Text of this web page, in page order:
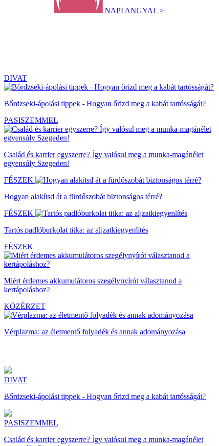
NAPI ANGYAL >
DIVAT
Bőrdzseki-ápolási tippek - Hogyan őrizd meg a kabát tartósságát?
PASISZEMMEL
Család és karrier egyszerre? Így valósul meg a munka-magánélet
egyensúly Szegeden!
FÉSZEK
Hogyan alakítsd át a fürdőszobát biztonságos térré?
FÉSZEK
Tartós padlóburkolat titka: az aljzatkiegyenlítés
FÉSZEK
Miért érdemes akkumulátoros szegélynyírót választanod a
kertápoláshoz?
KÖZÉRZET
Vérplazma: az életmentő folyadék és annak adományozása
DIVAT
Bőrdzseki-ápolási tippek - Hogyan őrizd meg a kabát tartósságát?
PASISZEMMEL
Család és karrier egyszerre? Így valósul meg a munka-magánélet